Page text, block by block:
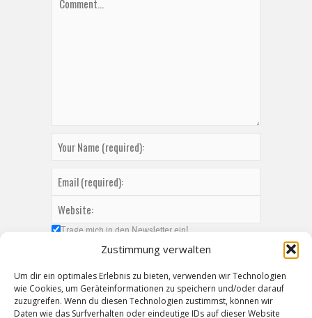
Zustimmung verwalten
Um dir ein optimales Erlebnis zu bieten, verwenden wir Technologien
wie Cookies, um Geräteinformationen zu speichern und/oder darauf
zuzugreifen. Wenn du diesen Technologien zustimmst, können wir
Daten wie das Surfverhalten oder eindeutige IDs auf dieser Website
Trage mich in den Newsletter ein!